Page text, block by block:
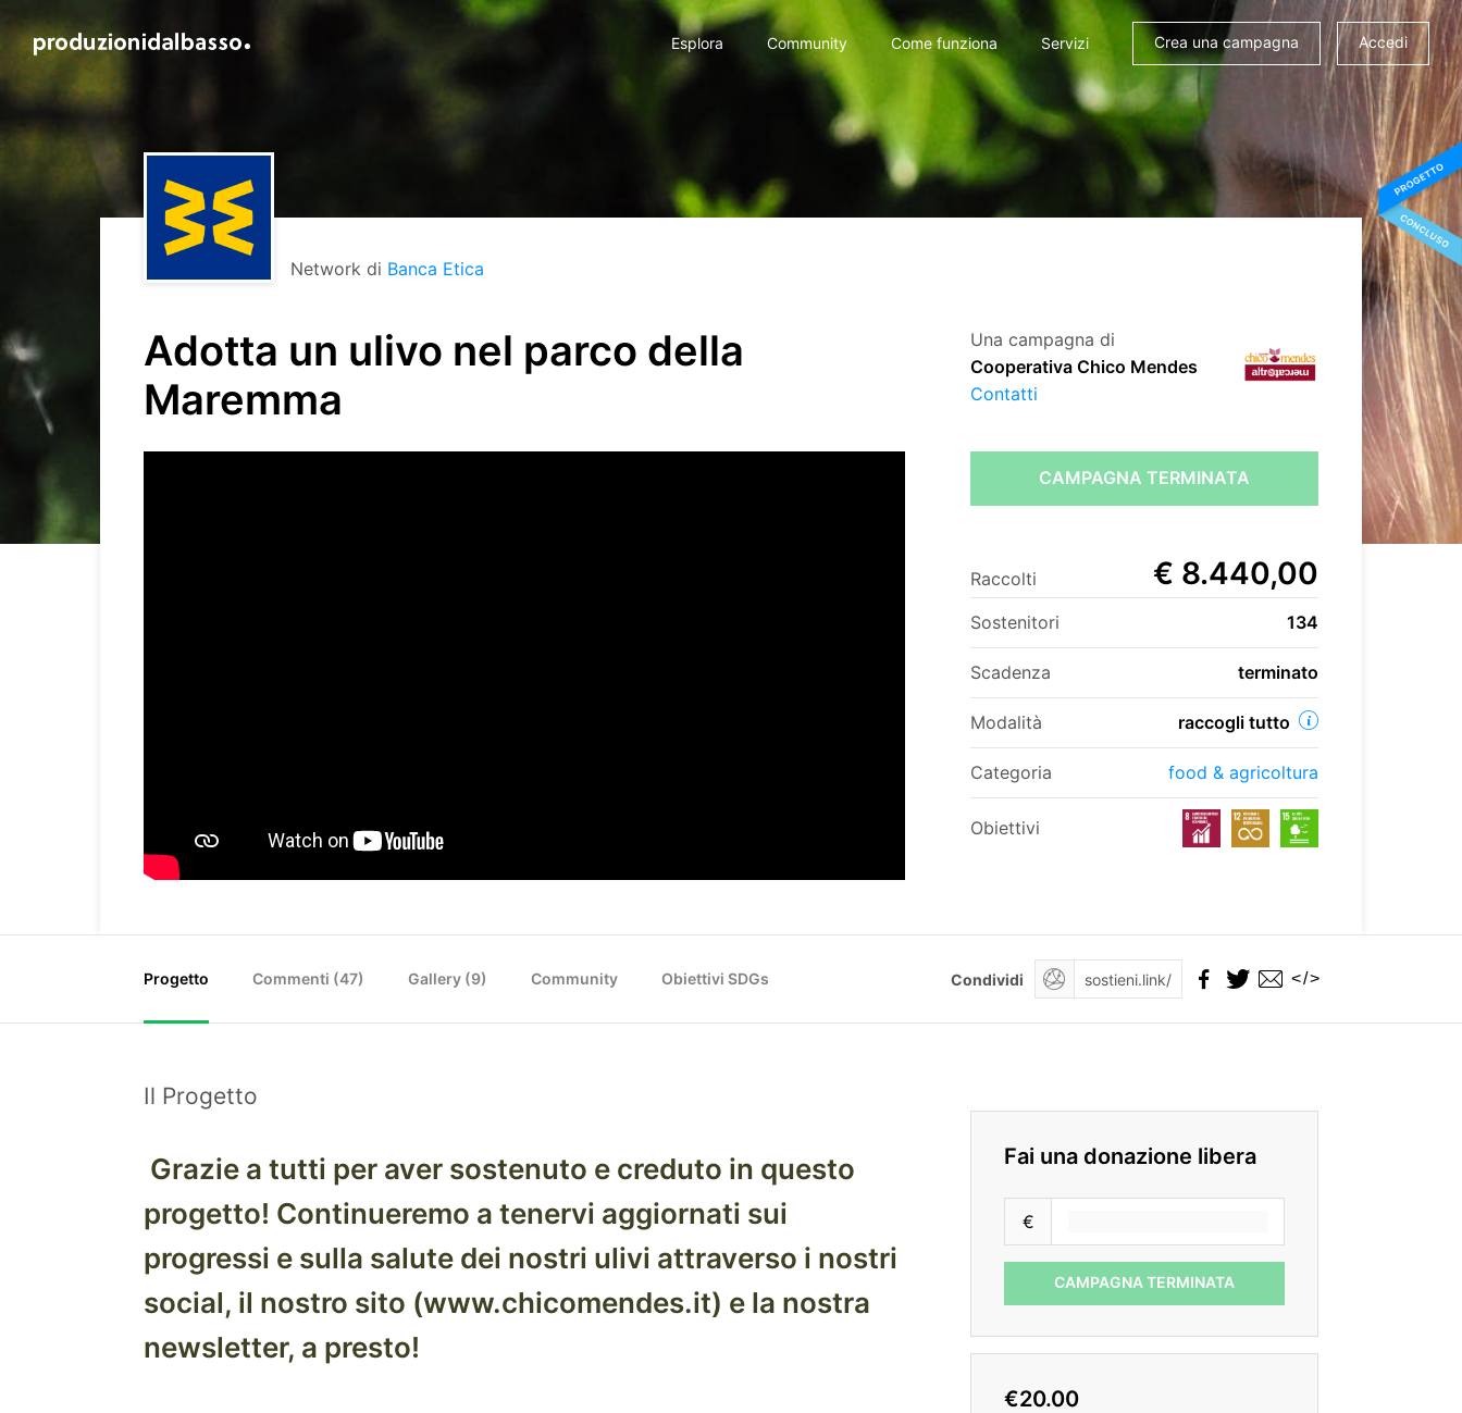
Esplora Community Come funziona Servizi Crea una campagna Accedi
Network di Banca Etica
Adotta un ulivo nel parco della
Maremma
Una campagna di
Cooperativa Chico Mendes
Contatti
CAMPAGNA TERMINATA
Raccolti € 8.440,00
Sostenitori 134
Scadenza terminato
Modalità raccogli tutto
Categoria food & agricoltura
Obiettivi
Progetto Commenti (47) Gallery (9) Community Obiettivi SDGs Condividi </>
Il Progetto
Grazie a tutti per aver sostenuto e creduto in questo
progetto! Continueremo a tenervi aggiornati sui
progressi e sulla salute dei nostri ulivi attraverso i nostri
social, il nostro sito (www.chicomendes.it) e la nostra
newsletter, a presto!
Fai una donazione libera
€
CAMPAGNA TERMINATA
€20.00